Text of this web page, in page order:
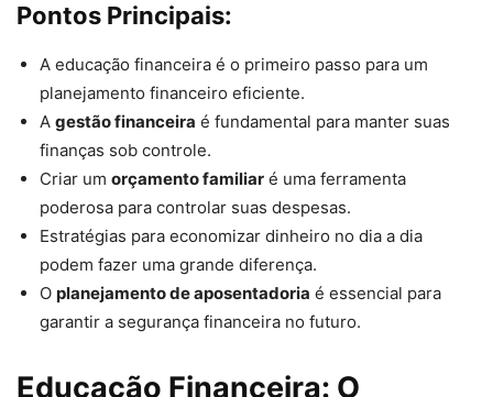
Pontos Principais:
A educação financeira é o primeiro passo para um
planejamento financeiro eficiente.
A gestão financeira é fundamental para manter suas
finanças sob controle.
Criar um orçamento familiar é uma ferramenta
poderosa para controlar suas despesas.
Estratégias para economizar dinheiro no dia a dia
podem fazer uma grande diferença.
O planejamento de aposentadoria é essencial para
garantir a segurança financeira no futuro.
Educação Financeira: O